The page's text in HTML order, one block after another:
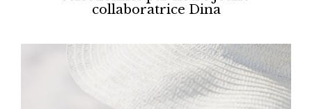
collaboratrice Dina